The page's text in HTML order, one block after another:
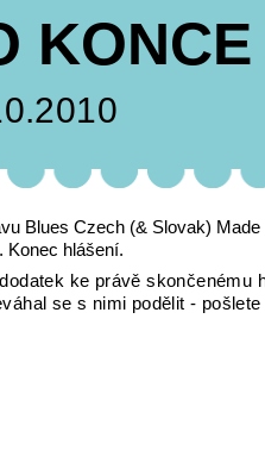
Blues Czech (& Slovak)
Konec hlášení.
ke právě
se s nimi podělit -